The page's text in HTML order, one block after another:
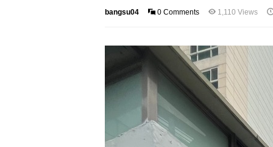
bangsu04 0 Comments 1,110 Views